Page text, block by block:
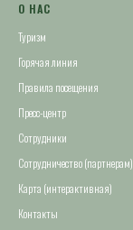
О НАС
Туризм
Горячая линия
Правила посещения
Пресс-центр
Сотрудники
Сотрудничество (партнерам)
Карта (интерактивная)
Контакты